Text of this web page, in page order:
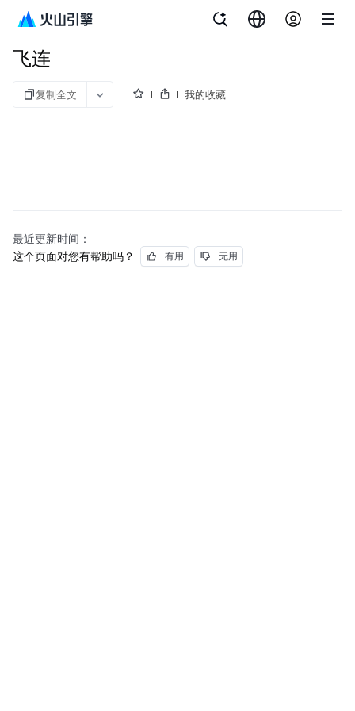
飞连
飞连
复制全文 我的收藏
最近更新时间：
这个页面对您有帮助吗？
有用 无用